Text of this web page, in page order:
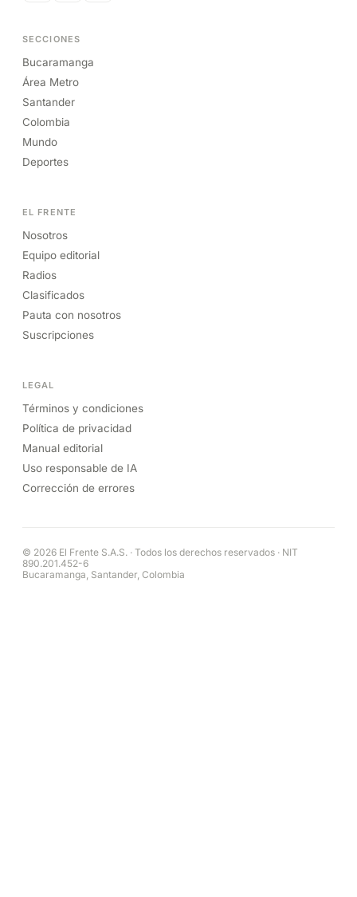
SECCIONES
Bucaramanga
Área Metro
Santander
Colombia
Mundo
Deportes
EL FRENTE
Nosotros
Equipo editorial
Radios
Clasificados
Pauta con nosotros
Suscripciones
LEGAL
Términos y condiciones
Política de privacidad
Manual editorial
Uso responsable de IA
Corrección de errores
© 2026 El Frente S.A.S. · Todos los derechos reservados · NIT
890.201.452-6
Bucaramanga, Santander, Colombia